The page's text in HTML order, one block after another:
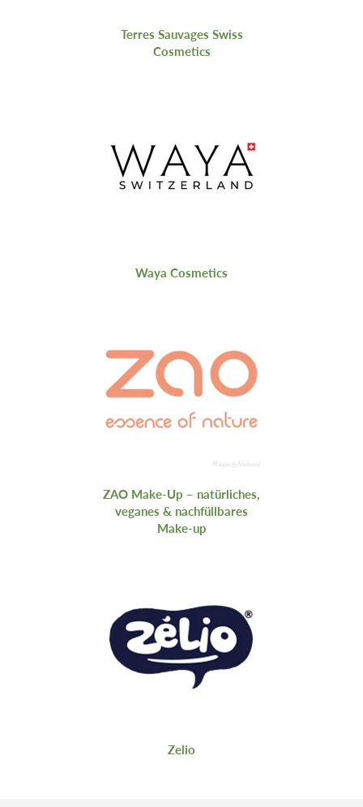
Terres Sauvages Swiss
Cosmetics
Waya Cosmetics
ZAO Make‑Up – natürliches,
veganes & nachfüllbares
Make-up
Zelio